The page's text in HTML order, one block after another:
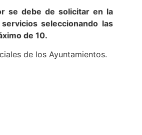
se debe de solicitar en la
seleccionando las
de 10.
de los Ayuntamientos.